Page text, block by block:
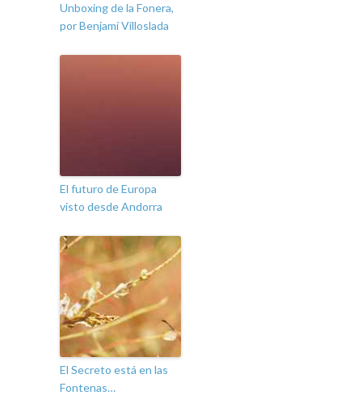
Unboxing de la Fonera,
por Benjamí Villoslada
El futuro de Europa
visto desde Andorra
El Secreto está en las
Fontenas…